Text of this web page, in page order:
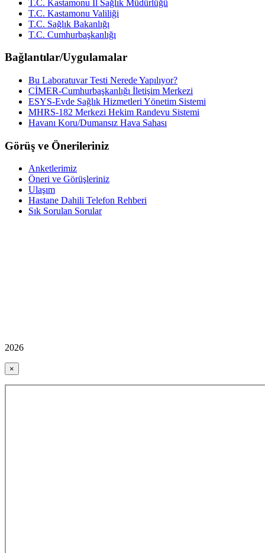
T.C. Kastamonu İl Sağlık Müdürlüğü
T.C. Kastamonu Valiliği
T.C. Sağlık Bakanlığı
T.C. Cumhurbaşkanlığı
Bağlantılar/Uygulamalar
Bu Laboratuvar Testi Nerede Yapılıyor?
CİMER-Cumhurbaşkanlığı İletişim Merkezi
ESYS-Evde Sağlık Hizmetleri Yönetim Sistemi
MHRS-182 Merkezi Hekim Randevu Sistemi
Havanı Koru/Dumansız Hava Sahası
Görüş ve Önerileriniz
Anketlerimiz
Öneri ve Görüşleriniz
Ulaşım
Hastane Dahili Telefon Rehberi
Sık Sorulan Sorular
2026
×